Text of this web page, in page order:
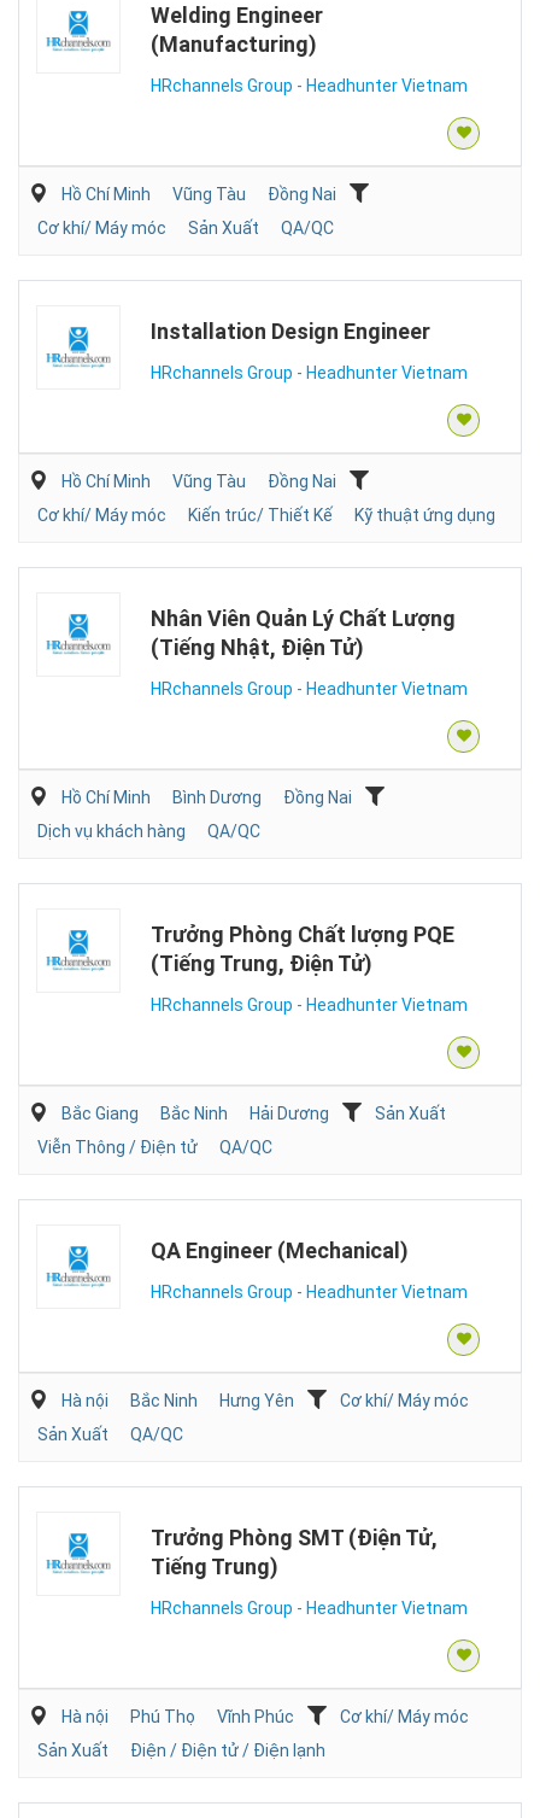
Welding Engineer
(Manufacturing)
HRchannels Group - Headhunter Vietnam
Hồ Chí Minh Vũng Tàu
Đồng Nai
Cơ khí/ Máy móc
Sản Xuất QA/QC
Installation Design Engineer
HRchannels Group - Headhunter Vietnam
Hồ Chí Minh Vũng Tàu
Đồng Nai
Cơ khí/ Máy móc
Kiến trúc/ Thiết Kế Kỹ thuật ứng dụng
Nhân Viên Quản Lý Chất Lượng
(Tiếng Nhật, Điện Tử)
HRchannels Group - Headhunter Vietnam
Hồ Chí Minh Bình Dương
Đồng Nai
Dịch vụ khách hàng
QA/QC
Trưởng Phòng Chất lượng PQE
(Tiếng Trung, Điện Tử)
HRchannels Group - Headhunter Vietnam
Bắc Giang Bắc Ninh Hải Dương
Sản Xuất
Viễn Thông / Điện tử
QA/QC
QA Engineer (Mechanical)
HRchannels Group - Headhunter Vietnam
Hà nội Bắc Ninh Hưng Yên
Cơ khí/ Máy móc
Sản Xuất
QA/QC
Trưởng Phòng SMT (Điện Tử,
Tiếng Trung)
HRchannels Group - Headhunter Vietnam
Hà nội Phú Thọ Vĩnh Phúc
Cơ khí/ Máy móc
Sản Xuất
Điện / Điện tử / Điện lạnh